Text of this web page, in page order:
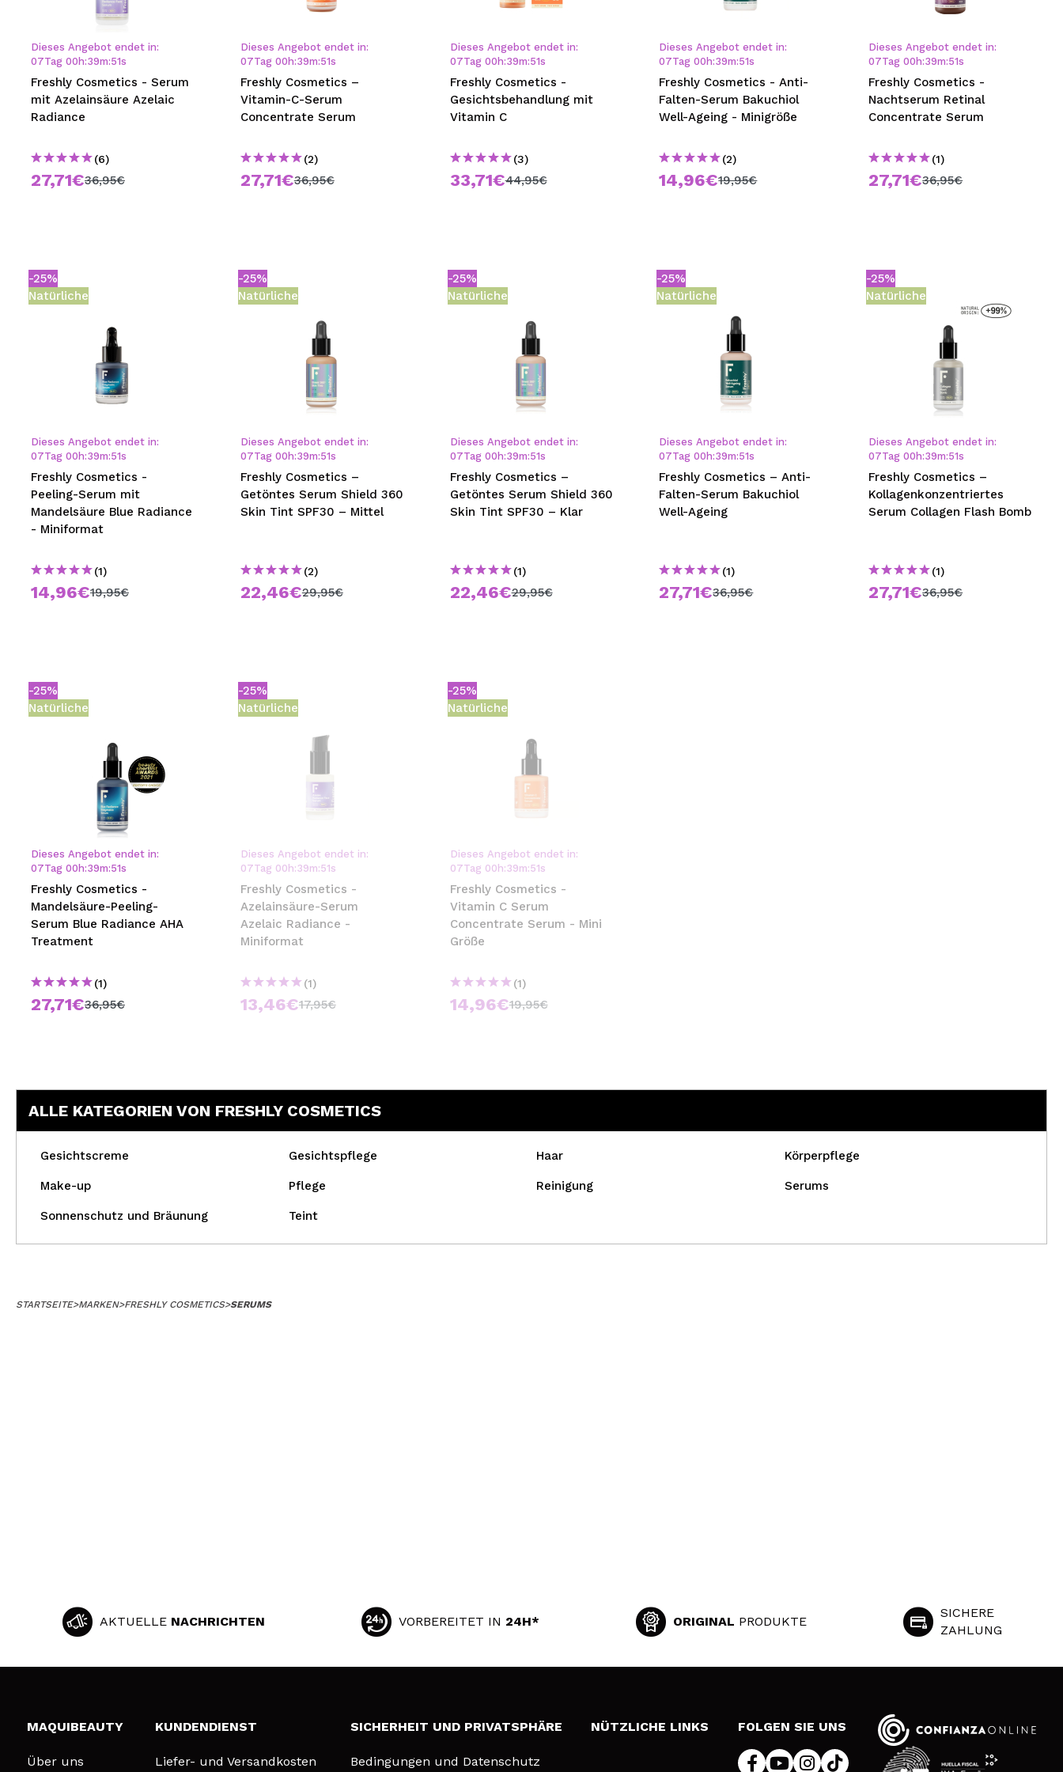
MAQUIFARMA
KOREA ZONE
TRAVEL SIZE
NATURE
SPECIALS
BLOG
bisherigen Vorgänge einsehen.
BENUTZERKONTO ERSTELLEN
Dieses Angebot endet in:
07Tag 00 h:39m:51s
Freshly Cosmetics - Serum
mit Azelainsäure Azelaic
Radiance
(6)
27,71€36,95€
Dieses Angebot endet in:
07Tag 00 h:39m:51s
Freshly Cosmetics –
Vitamin-C-Serum
Concentrate Serum
(2)
27,71€36,95€
Dieses Angebot endet in:
07Tag 00 h:39m:51s
Freshly Cosmetics -
Gesichtsbehandlung mit
Vitamin C
(3)
33,71€44,95€
Dieses Angebot endet in:
07Tag 00 h:39m:51s
Freshly Cosmetics - Anti-
Falten-Serum Bakuchiol
Well-Ageing - Minigröße
(2)
14,96€19,95€
Dieses Angebot endet in:
07Tag 00 h:39m:51s
Freshly Cosmetics -
Nachtserum Retinal
Concentrate Serum
(1)
27,71€36,95€
-25%
Natürliche
Dieses Angebot endet in:
07Tag 00 h:39m:51s
Freshly Cosmetics -
Peeling-Serum mit
Mandelsäure Blue Radiance
- Miniformat
(1)
14,96€19,95€
-25%
Natürliche
Dieses Angebot endet in:
07Tag 00 h:39m:51s
Freshly Cosmetics –
Getöntes Serum Shield 360
Skin Tint SPF30 – Mittel
(2)
22,46€29,95€
-25%
Natürliche
Dieses Angebot endet in:
07Tag 00 h:39m:51s
Freshly Cosmetics –
Getöntes Serum Shield 360
Skin Tint SPF30 – Klar
(1)
22,46€29,95€
-25%
Natürliche
Dieses Angebot endet in:
07Tag 00 h:39m:51s
Freshly Cosmetics – Anti-
Falten-Serum Bakuchiol
Well-Ageing
(1)
27,71€36,95€
-25%
Natürliche
Dieses Angebot endet in:
07Tag 00 h:39m:51s
Freshly Cosmetics –
Kollagenkonzentriertes
Serum Collagen Flash Bomb
(1)
27,71€36,95€
-25%
Natürliche
Dieses Angebot endet in:
07Tag 00 h:39m:51s
Freshly Cosmetics -
Mandelsäure-Peeling-
Serum Blue Radiance AHA
Treatment
(1)
27,71€36,95€
-25%
Natürliche
Dieses Angebot endet in:
07Tag 00 h:39m:51s
Freshly Cosmetics -
Azelainsäure-Serum
Azelaic Radiance -
Miniformat
(1)
13,46€17,95€
-25%
Natürliche
Dieses Angebot endet in:
07Tag 00 h:39m:51s
Freshly Cosmetics -
Vitamin C Serum
Concentrate Serum - Mini
Größe
(1)
14,96€19,95€
ALLE KATEGORIEN VON FRESHLY COSMETICS
Gesichtscreme Gesichtspflege Haar Körperpflege
Make-up Pflege Reinigung Serums
Sonnenschutz und Bräunung Teint
STARTSEITE>MARKEN>FRESHLY COSMETICS>SERUMS
AKTUELLE NACHRICHTEN VORBEREITET IN 24H* ORIGINAL PRODUKTE
SICHERE
ZAHLUNG
MAQUIBEAUTY
Über uns
KUNDENDIENST
Liefer- und Versandkosten
SICHERHEIT UND PRIVATSPHÄRE
Bedingungen und Datenschutz
NÜTZLICHE LINKS FOLGEN SIE UNS